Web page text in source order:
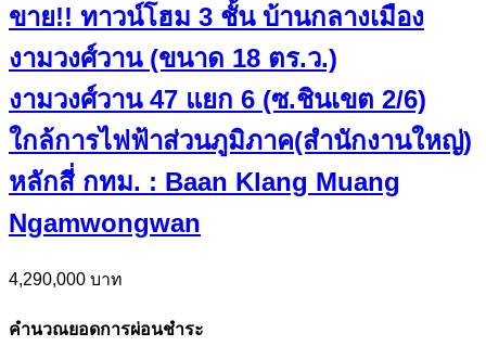
ขาย!! ทาวน์โฮม 3 ชั้น บ้านกลางเมือง
งามวงศ์วาน (ขนาด 18 ตร.ว.)
งามวงศ์วาน 47 แยก 6 (ซ.ชินเขต 2/6)
ใกล้การไฟฟ้าส่วนภูมิภาค(สำนักงานใหญ่)
หลักสี่ กทม. : Baan Klang Muang
Ngamwongwan
4,290,000 บาท
คำนวณยอดการผ่อนชำระ